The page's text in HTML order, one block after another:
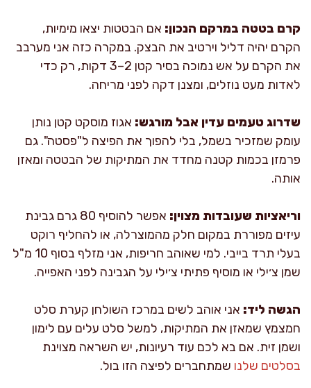
קרם בטטה במרקם הנכון: אם הבטטות יצאו מימיות,
הקרם יהיה דליל וירטיב את הבצק. במקרה כזה אני מערבב
את הקרם על אש נמוכה בסיר קטן 2–3 דקות, רק כדי
לאדות מעט נוזלים, ומצנן דקה לפני מריחה.
שדרוג טעמים עדין אבל מורגש: אגוז מוסקט קטן נותן
עומק שמזכיר בשמל, בלי להפוך את הפיצה ל"פסטה". גם
פרמזן בכמות קטנה מחדד את המתיקות של הבטטה ומאזן
אותה.
וריאציות שעובדות מצוין:
אפשר להוסיף 80 גרם גבינת
עיזים מפוררת במקום חלק מהמוצרלה, או להחליף רוקט
בעלי תרד בייבי. למי שאוהב חריפות, אני מזלף בסוף 10 מ"ל
שמן צ׳ילי או מוסיף פתיתי צ׳ילי על הגבינה לפני האפייה.
הגשה ליד: אני אוהב לשים במרכז השולחן קערת סלט
חמצמץ שמאזן את המתיקות, למשל סלט עלים עם לימון
ושמן זית. אם בא לכם עוד רעיונות, יש השראה מצוינת
בסלטים שלנו שמתחברים לפיצה הזו בול.